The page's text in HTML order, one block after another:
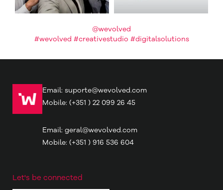
@wevolved
#wevolved #creativestudio #digitalsolutions
Email: suporte@wevolved.com
Mobile: (+351 ) 22 099 26 45
Email: geral@wevolved.com
Mobile: (+351 ) 916 536 604
Let's be connected